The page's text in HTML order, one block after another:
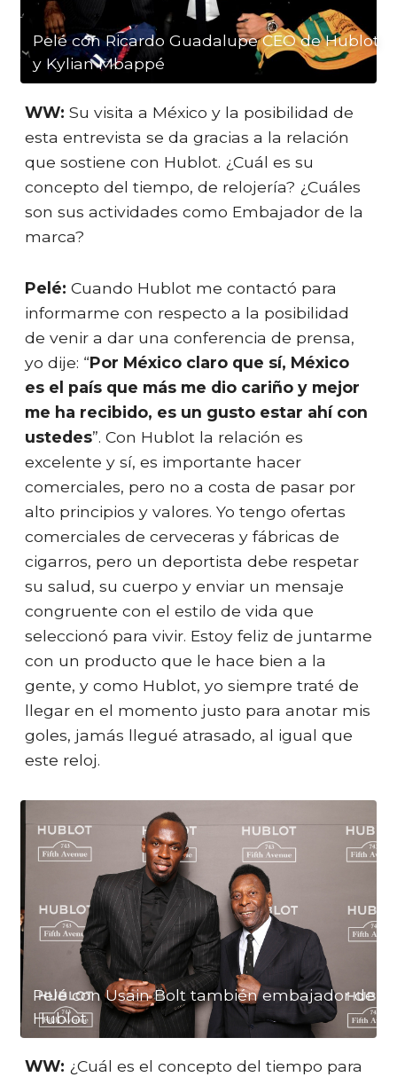
Pelé con Ricardo Guadalupe CEO de Hublot
y Kylian Mbappé
WW: Su visita a México y la posibilidad de
esta entrevista se da gracias a la relación
que sostiene con Hublot. ¿Cuál es su
concepto del tiempo, de relojería? ¿Cuáles
son sus actividades como Embajador de la
marca?
Pelé: Cuando Hublot me contactó para
informarme con respecto a la posibilidad
de venir a dar una conferencia de prensa,
yo dije: “Por México claro que sí, México
es el país que más me dio cariño y mejor
me ha recibido, es un gusto estar ahí con
ustedes”. Con Hublot la relación es
excelente y sí, es importante hacer
comerciales, pero no a costa de pasar por
alto principios y valores. Yo tengo ofertas
comerciales de cerveceras y fábricas de
cigarros, pero un deportista debe respetar
su salud, su cuerpo y enviar un mensaje
congruente con el estilo de vida que
seleccionó para vivir. Estoy feliz de juntarme
con un producto que le hace bien a la
gente, y como Hublot, yo siempre traté de
llegar en el momento justo para anotar mis
goles, jamás llegué atrasado, al igual que
este reloj.
Pelé con Usain Bolt también embajador de
Hublot
WW: ¿Cuál es el concepto del tiempo para